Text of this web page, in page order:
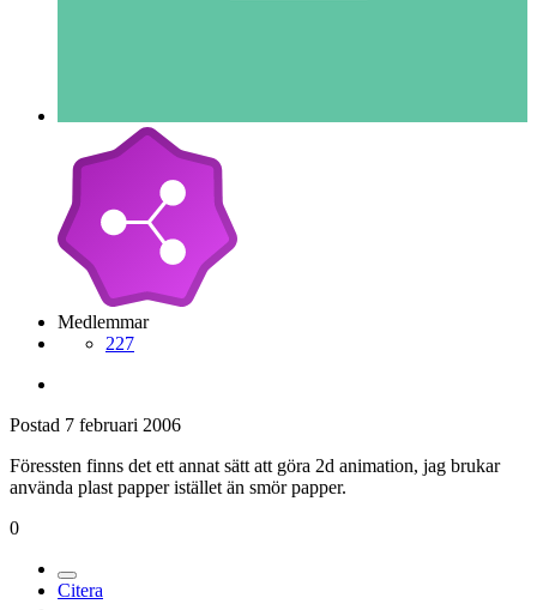
Medlemmar
227
Postad 7 februari 2006
Föressten finns det ett annat sätt att göra 2d animation, jag brukar
använda plast papper istället än smör papper.
0
Citera